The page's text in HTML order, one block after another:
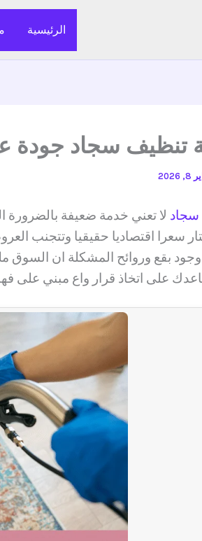
الرئيسية
سجاد جودة عالية
لا تعني خدمة ضعيفة بالضرورة
سعرا اقتصاديا حقيقيا وتتجنب
وجود بقع وروائح المشكلة ان
على اتخاذ قرار واع مبني على